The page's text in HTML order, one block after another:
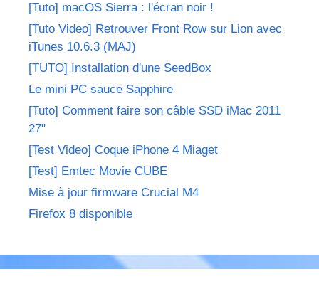
[Tuto] macOS Sierra : l'écran noir !
[Tuto Video] Retrouver Front Row sur Lion avec
iTunes 10.6.3 (MAJ)
[TUTO] Installation d'une SeedBox
Le mini PC sauce Sapphire
[Tuto] Comment faire son câble SSD iMac 2011
27"
[Test Video] Coque iPhone 4 Miaget
[Test] Emtec Movie CUBE
Mise à jour firmware Crucial M4
Firefox 8 disponible